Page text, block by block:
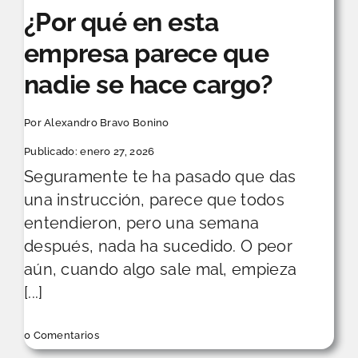
¿Por qué en esta
empresa parece que
nadie se hace cargo?
PorAlexandro Bravo Bonino
Publicado: enero 27, 2026
Seguramente te ha pasado que das
una instrucción, parece que todos
entendieron, pero una semana
después, nada ha sucedido. O peor
aún, cuando algo sale mal, empieza
[...]
0 Comentarioson